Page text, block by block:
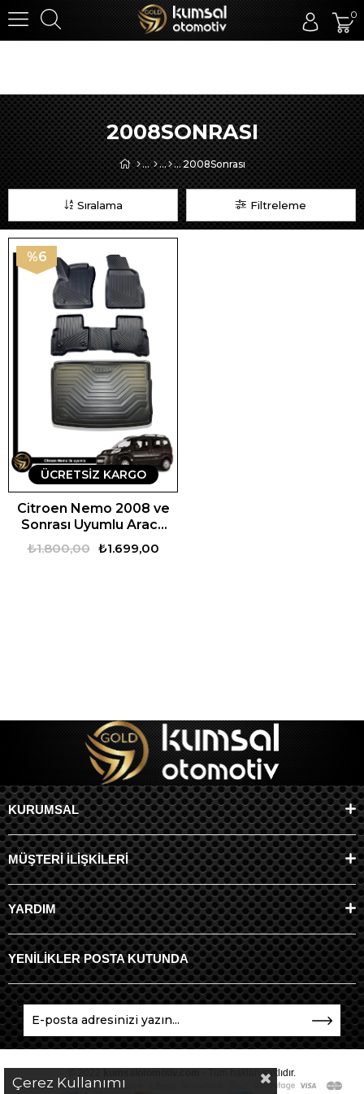
0
2008SONRASI
2008Sonrası
Filtreleme
Sıralama
Citroen Nemo 2008 ve
Sonrası Uyumlu Araca
Özel Set₺1.699,00
₺1.800,00
%6
ÜCRETSIZ KARGO
KURUMSAL
MÜŞTERİ İLİŞKİLERİ
YARDIM
YENİLİKLER POSTA KUTUNDA
- Tüm hakları saklıdır.
Çerez Kullanımı